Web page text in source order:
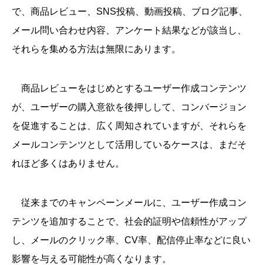
で、商品レビュー、SNS投稿、動画投稿、ブログ記事、
メール問い合わせ内容、アンケート結果などが該当し、
それらを集める方法は無限にあります。
商品レビューをはじめとするユーザー作成コンテンツ
が、ユーザーの購入意欲を後押しして、コンバージョン
を促進することは、広く周知されていますが、それらを
メールコンテンツとして活用しているケースは、まだそ
れほど多くはありません。
従来までのキャンペーンメールに、ユーザー作成コン
テンツを追加することで、社会的証明や信頼性がアップ
し、メールのクリック率、CV率、配信停止率などに良い
影響を与える可能性が高くなります。